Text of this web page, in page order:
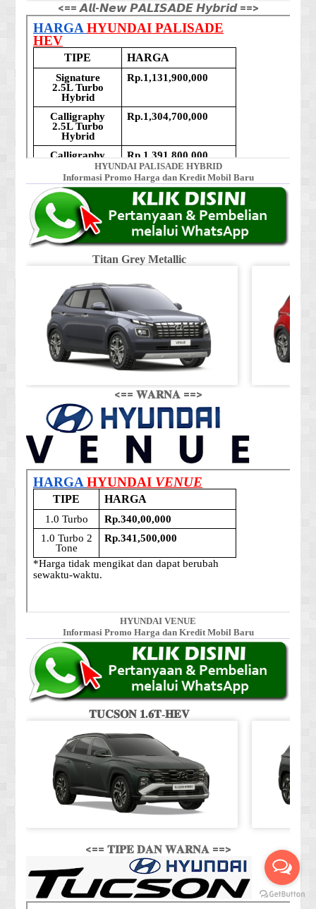
<== 𝘼𝙡𝙡-𝙉𝙚𝙬 𝙋𝘼𝙇𝙄𝙎𝘼𝘿𝙀 𝙃𝙮𝙗𝙧𝙞𝙙 ==>
HYUNDAI PALISADE HYBRID
Informasi Promo Harga dan Kredit Mobil Baru
Titan Grey Metallic
<== 𝐖𝐀𝐑𝐍𝐀 ==>
HYUNDAI VENUE
Informasi Promo Harga dan Kredit Mobil Baru
𝐓𝐔𝐂𝐒𝐎𝐍 𝟏.𝟔𝐓-𝐇𝐄𝐕
<== 𝐓𝐈𝐏𝐄 𝐃𝐀𝐍 𝐖𝐀𝐑𝐍𝐀 ==>